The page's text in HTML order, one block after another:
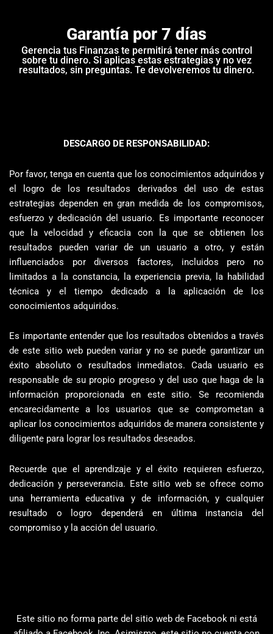
Garantía por 7 días
Gerencia tus Finanzas te permitirá tener más control
sobre tu dinero. Si aplicas estas estrategias y no vez
resultados, sin preguntas. Te devolveremos tu dinero.
DESCARGO DE RESPONSABILIDAD:
Por favor, tenga en cuenta que los conocimientos adquiridos y
el logro de los resultados derivados del uso de estas
estrategias dependen en gran medida de los compromisos,
esfuerzo y dedicación del usuario. Es importante reconocer
que la velocidad y eficacia con la que se obtienen los
resultados pueden variar de un usuario a otro, y están
influenciados por diversos factores, incluidos pero no
limitados a la constancia, la experiencia previa, la habilidad
técnica y el tiempo dedicado a la aplicación de los
conocimientos adquiridos.
Es importante entender que los resultados obtenidos a través
de este sitio web pueden variar y no se puede garantizar un
éxito absoluto o resultados inmediatos. Cada usuario es
responsable de su propio progreso y del uso que haga de la
información proporcionada en este sitio. Se recomienda
encarecidamente a los usuarios que se comprometan a
aplicar los conocimientos adquiridos de manera consistente y
diligente para lograr los resultados deseados.
Recuerde que el aprendizaje y el éxito requieren esfuerzo,
dedicación y perseverancia. Este sitio web se ofrece como
una herramienta educativa y de información, y cualquier
resultado o logro dependerá en última instancia del
compromiso y la acción del usuario.
Este sitio no forma parte del sitio web de Facebook ni está